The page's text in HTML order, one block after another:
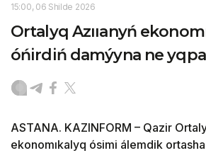
15:00, 06 Shilde 2026
Ortalyq Azııanyń
óńirdiń damýyna ne
ASTANA. KAZINFORM – Qazir
ekonomıkalyq ósimi álemdik